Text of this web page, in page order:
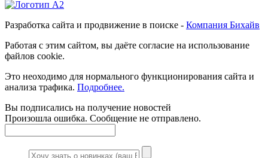
Разработка сайта и продвижение в поиске - Компания Бихайв
Работая с этим сайтом, вы даёте согласие на использование
файлов cookie.
Это неоходимо для нормального функционирования сайта и
анализа трафика. Подробнее.
Вы подписались на получение новостей
Произошла ошибка. Сообщение не отправлено.